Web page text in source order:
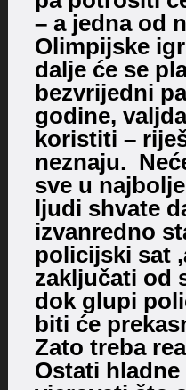
– a jedna od
Olimpijske
dalje će se
bezvrijedni
godine,
koristiti –
neznaju.
sve u
ljudi shvate
izvanredno
policijski sat
zaključati od
dok glupi
biti će
Zato treba
Ostati